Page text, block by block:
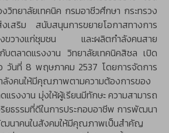
วิทยาลัยเทคนิค กรมอาชีวศึกษา กระทรวง
เสริม สนับสนุนการขยายโอกาสทางการ
งขวางแก่ชุมชน และผลิตกำลังคนสาย
บตลาดแรงงาน วิทยาลัยเทคนิคสิชล เปิด
วันที่ 8 พฤษภาคม 2537 โดยการจัดการ
งคนให้มีคุณภาพตามความต้องการของ
รงงาน มุ่งให้ผู้เรียนมีทักษะ ความสามารถ
ธรรมที่ดีในการประกอบอาชีพ การพัฒนา
ฒนาคนในสังคมให้มีคุณภาพเป็นสำคัญ